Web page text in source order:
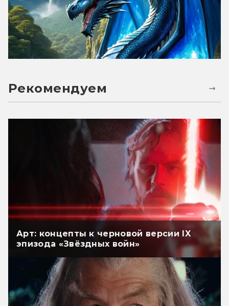
Рекомендуем
Арт: концепты к черновой версии IX
эпизода «Звёздных войн»